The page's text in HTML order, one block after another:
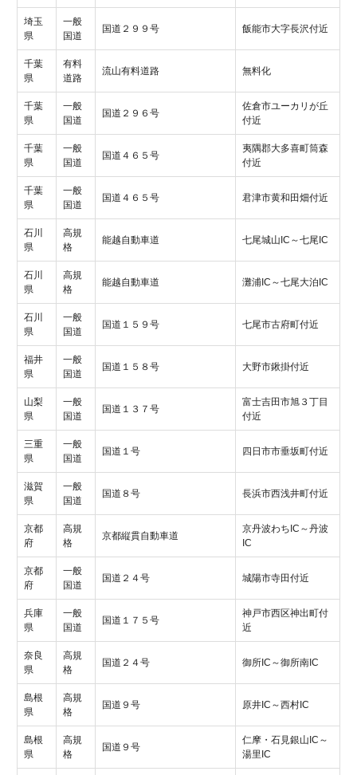
埼玉
県
一般
国道
国道２９９号 飯能市大字長沢付近
千葉
県
有料
道路
流山有料道路 無料化
千葉
県
一般
国道
国道２９６号
佐倉市ユーカリが丘
付近
千葉
県
一般
国道
国道４６５号
夷隅郡大多喜町筒森
付近
千葉
県
一般
国道
国道４６５号 君津市黄和田畑付近
石川
県
高規
格
能越自動車道 七尾城山IC～七尾IC
石川
県
高規
格
能越自動車道 灘浦IC～七尾大泊IC
石川
県
一般
国道
国道１５９号 七尾市古府町付近
福井
県
一般
国道
国道１５８号 大野市鍬掛付近
山梨
県
一般
国道
国道１３７号
富士吉田市旭３丁目
付近
三重
県
一般
国道
国道１号 四日市市垂坂町付近
滋賀
県
一般
国道
国道８号 長浜市西浅井町付近
京都
府
高規
格
京都縦貫自動車道
京丹波わちIC～丹波
IC
京都
府
一般
国道
国道２４号 城陽市寺田付近
兵庫
県
一般
国道
国道１７５号
神戸市西区神出町付
近
奈良
県
高規
格
国道２４号 御所IC～御所南IC
島根
県
高規
格
国道９号 原井IC～西村IC
島根
県
高規
格
国道９号
仁摩・石見銀山IC～
湯里IC